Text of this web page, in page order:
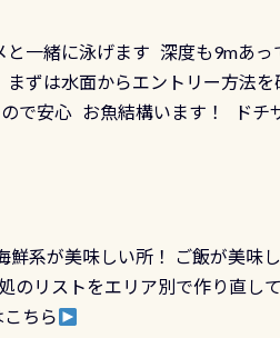
なかなか海では見られない光
オオサンショウウオ」が見れる
のでは体長1mを超える世界最
が出来ます特別天然記念物と言
、Mermaid、EFR、TEC
ブ・スペシャルティ、AWARE
に発行されるカードは通常デ
それぞれ。でも、「いつ始め
スを修了されたら、ぜひ参加し
イブセンター／リゾートが用意
一緒に泳げます 深度も9mあ
は水面からエントリー方法を
で安心 お魚結構います！ ドチ
来るので、付き添いの方とも
い！ 写真撮影の練習や、4時
ら
系が美味しい所！ ご飯が美味
のリストをエリア別で作り直し
ちら